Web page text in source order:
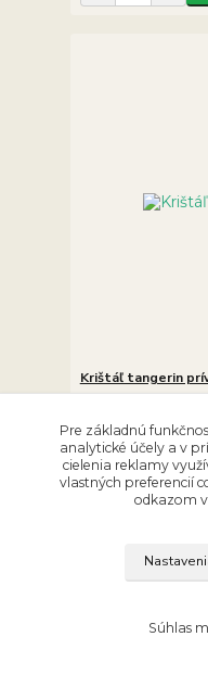
Krištáľ tangerin
16,18 €bez DPH
Pre základnú
analytické účely a v
cielenia reklamy
vlastných preferencií
odkazom
Súhlas